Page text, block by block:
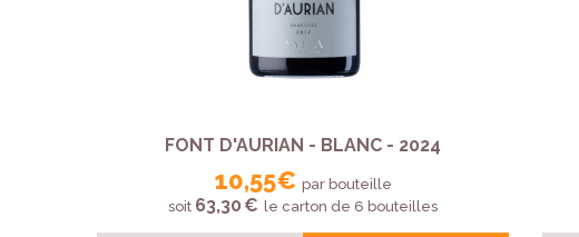
FONT D'AURIAN - BLANC - 2024
10,55 € par bouteille
soit 63,30 € le carton de 6 bouteilles